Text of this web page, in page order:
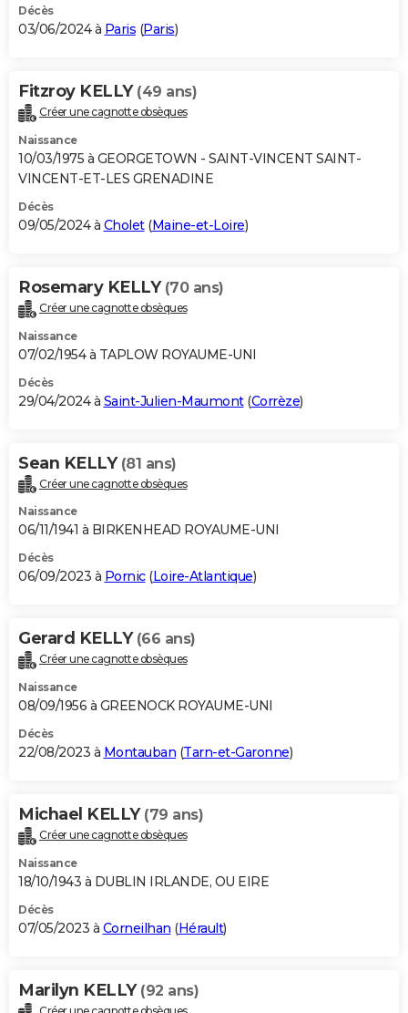
Décès
03/06/2024 à Paris (Paris)
Fitzroy KELLY (49 ans)
Créer une cagnotte obsèques
Naissance
10/03/1975 à GEORGETOWN - SAINT-VINCENT SAINT-
VINCENT-ET-LES GRENADINE
Décès
09/05/2024 à Cholet(Maine-et-Loire)
Rosemary KELLY (70 ans)
Créer une cagnotte obsèques
Naissance
07/02/1954 à TAPLOW ROYAUME-UNI
Décès
29/04/2024 à Saint-Julien-Maumont(Corrèze)
Sean KELLY (81 ans)
Créer une cagnotte obsèques
Naissance
06/11/1941 à BIRKENHEAD ROYAUME-UNI
Décès
06/09/2023 à Pornic(Loire-Atlantique)
Gerard KELLY (66 ans)
Créer une cagnotte obsèques
Naissance
08/09/1956 à GREENOCK ROYAUME-UNI
Décès
22/08/2023 à Montauban (Tarn-et-Garonne)
Michael KELLY (79 ans)
Créer une cagnotte obsèques
Naissance
18/10/1943 à DUBLIN IRLANDE, OU EIRE
Décès
07/05/2023 à Corneilhan (Hérault)
Marilyn KELLY (92 ans)